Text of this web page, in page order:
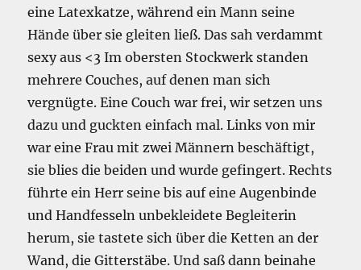
eine Latexkatze, während ein Mann seine
Hände über sie gleiten ließ. Das sah verdammt
sexy aus <3 Im obersten Stockwerk standen
mehrere Couches, auf denen man sich
vergnügte. Eine Couch war frei, wir setzen uns
dazu und guckten einfach mal. Links von mir
war eine Frau mit zwei Männern beschäftigt,
sie blies die beiden und wurde gefingert. Rechts
führte ein Herr seine bis auf eine Augenbinde
und Handfesseln unbekleidete Begleiterin
herum, sie tastete sich über die Ketten an der
Wand, die Gitterstäbe. Und saß dann beinahe